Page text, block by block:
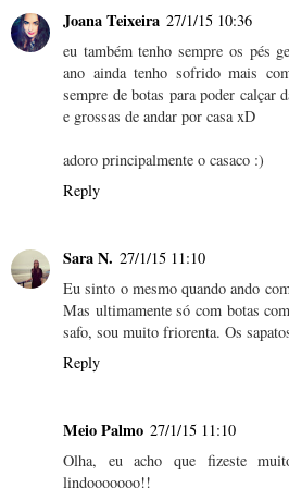
Joana Teixeira 27/1/15 10:36
eu também tenho sempre os pés
ano ainda tenho sofrido mais
sempre de botas para poder calçar
e grossas de andar por casa xD
adoro principalmente o casaco :)
Reply
Sara N. 27/1/15 11:10
Eu sinto o mesmo quando ando
Mas ultimamente só com botas
safo, sou muito friorenta. Os
Reply
Meio Palmo 27/1/15 11:10
Olha, eu acho que fizeste
lindooooooo!!